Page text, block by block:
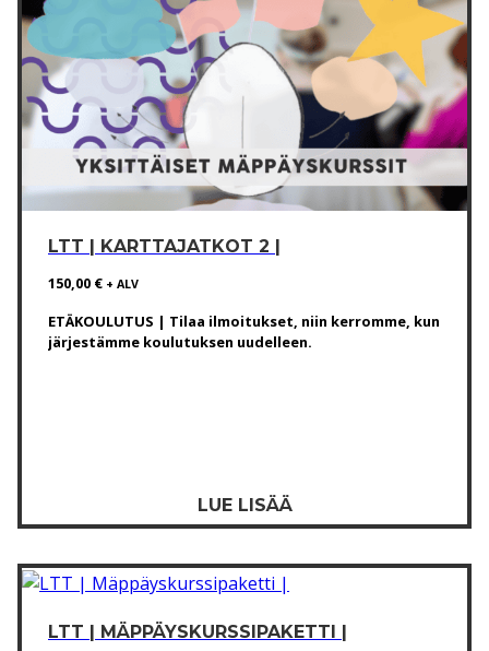
LTT | KARTTAJATKOT 2 |
150,00 € + ALV
ETÄKOULUTUS | Tilaa ilmoitukset, niin kerromme, kun
järjestämme koulutuksen uudelleen.
LUE LISÄÄ
LTT | MÄPPÄYSKURSSIPAKETTI |